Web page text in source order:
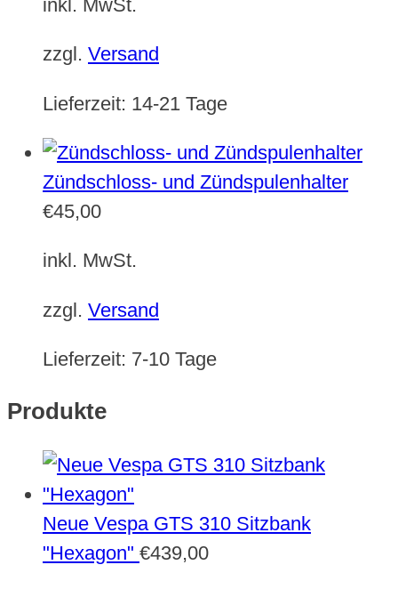
inkl. MwSt.
zzgl. Versand
Lieferzeit: 14-21 Tage
Zündschloss- und Zündspulenhalter
€45,00
inkl. MwSt.
zzgl. Versand
Lieferzeit: 7-10 Tage
Produkte
Neue Vespa GTS 310 Sitzbank
"Hexagon" €439,00